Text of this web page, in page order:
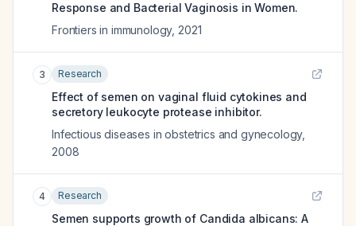
Response and Bacterial Vaginosis in Women.
Frontiers in immunology, 2021
3 Research
Effect of semen on vaginal fluid cytokines and
secretory leukocyte protease inhibitor.
Infectious diseases in obstetrics and gynecology,
2008
4 Research
Semen supports growth of Candida albicans: A